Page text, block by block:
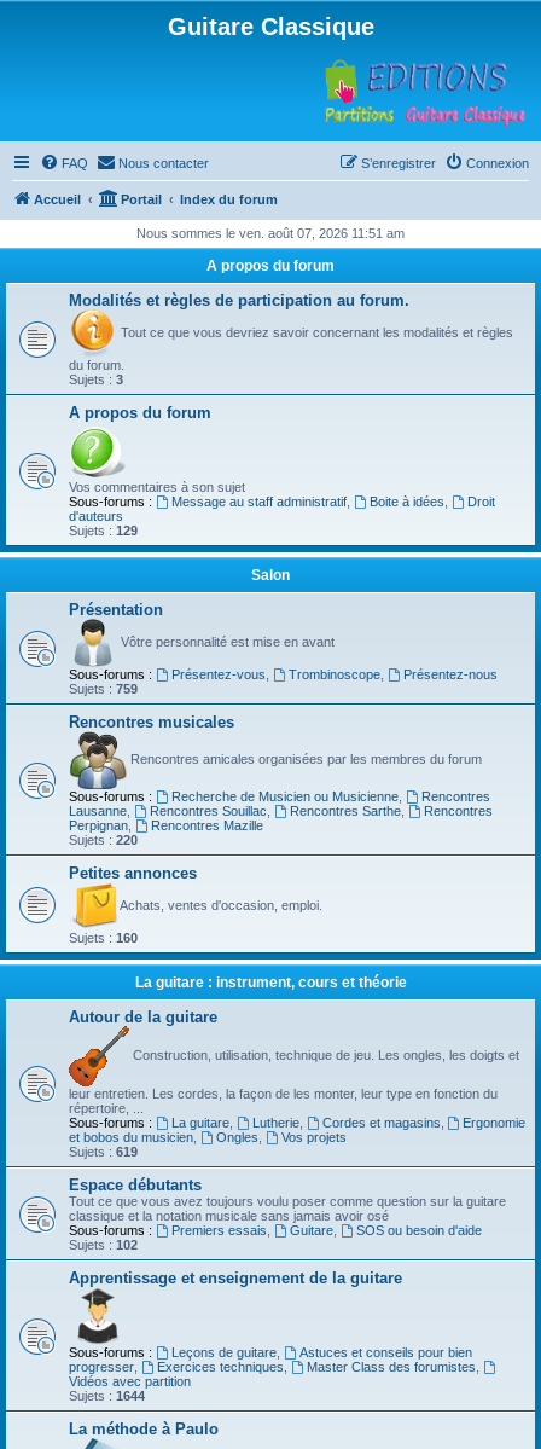
Guitare Classique
FAQ Nous contacter Connexion
S’enregistrer
Accueil Portail Index du forum
Nous sommes le ven. août 07, 2026 11:51 am
A propos du forum
Modalités et règles de participation au forum.
Tout ce que vous devriez savoir concernant les modalités et règles
du forum.
Sujets : 3
A propos du forum
Vos commentaires à son sujet
Sous-forums :
Message au staff administratif, Boite à idées
Droit
d'auteurs
Sujets : 129
Salon
Présentation
Vôtre personnalité est mise en avant
Sous-forums : Présentez-vous Trombinoscope,
Présentez-nous
Sujets : 759
Rencontres musicales
Rencontres amicales organisées par les membres du forum
Sous-forums : Recherche de Musicien ou Musicienne,
Rencontres
Lausanne
Rencontres Souillac Rencontres Sarthe,
Rencontres
Perpignan
Rencontres Mazille
Sujets : 220
Petites annonces
Achats, ventes d'occasion, emploi.
Sujets : 160
La guitare : instrument, cours et théorie
Autour de la guitare
Construction, utilisation, technique de jeu. Les ongles, les doigts et
leur entretien. Les cordes, la façon de les monter, leur type en fonction du
répertoire, ...
Sous-forums :
La guitare, Lutherie, Cordes et magasins
Ergonomie
et bobos du musicien
Ongles
Vos projets
Sujets : 619
Espace débutants
Tout ce que vous avez toujours voulu poser comme question sur la guitare
classique et la notation musicale sans jamais avoir osé
Sous-forums :
Premiers essais Guitare,
SOS ou besoin d'aide
Sujets : 102
Apprentissage et enseignement de la guitare
Sous-forums : Leçons de guitare,
Astuces et conseils pour bien
progresser
Exercices techniques Master Class des forumistes
Vidéos avec partition
Sujets : 1644
La méthode à Paulo